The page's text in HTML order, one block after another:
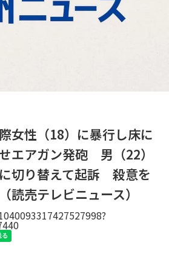
女性（18）に暴行し床に
エアガン発砲 男（22）
切り替えて起訴 殺意を
読売テレビニュース）